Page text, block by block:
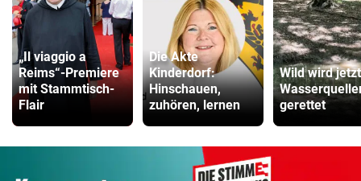
„Il viaggio a
Reims“-Premiere
mit Stammtisch-
Flair
Die Akte
Kinderdorf:
Hinschauen,
zuhören, lernen
Wild wird
gerettet